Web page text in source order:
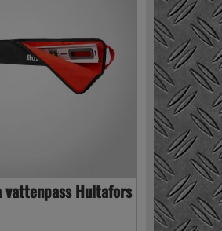
vattenpass Hultafors